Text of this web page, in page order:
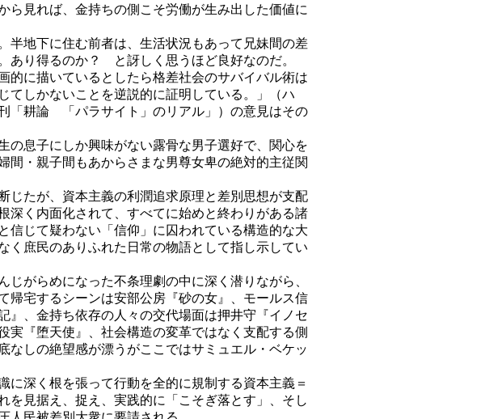
見れば、金持ちの側こそ労働が生み出した価値に
地下に住む前者は、生活状況もあって兄妹間の差
あり得るのか？ と訝しく思うほど良好なのだ。
的に描いているとしたら格差社会のサバイバル術は
てしかないことを逆説的に証明している。」（ハ
「耕論 「パラサイト」のリアル」）の意見はその
息子にしか興味がない露骨な男子選好で、関心を
間・親子間もあからさまな男尊女卑の絶対的主従関
たが、資本主義の利潤追求原理と差別思想が支配
深く内面化されて、すべてに始めと終わりがある諸
信じて疑わない「信仰」に囚われている構造的な大
く庶民のありふれた日常の物語として指し示してい
がらめになった不条理劇の中に深く潜りながら、
帰宅するシーンは安部公房『砂の女』、モールス信
』、金持ち依存の人々の交代場面は押井守『イノセ
実『堕天使』、社会構造の変革ではなく支配する側
なしの絶望感が漂うがここではサミュエル・ベケッ
深く根を張って行動を全的に規制する資本主義＝
を見据え、捉え、実践的に「こそぎ落とす」、そし